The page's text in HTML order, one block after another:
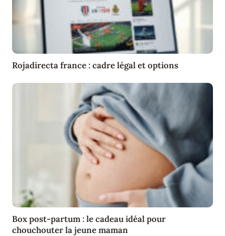
Rojadirecta france : cadre légal et options
Box post-partum : le cadeau idéal pour
chouchouter la jeune maman